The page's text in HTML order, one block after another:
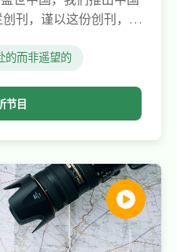
刊，谨以这份创刊，献
群体。
的而非遥望的
节目